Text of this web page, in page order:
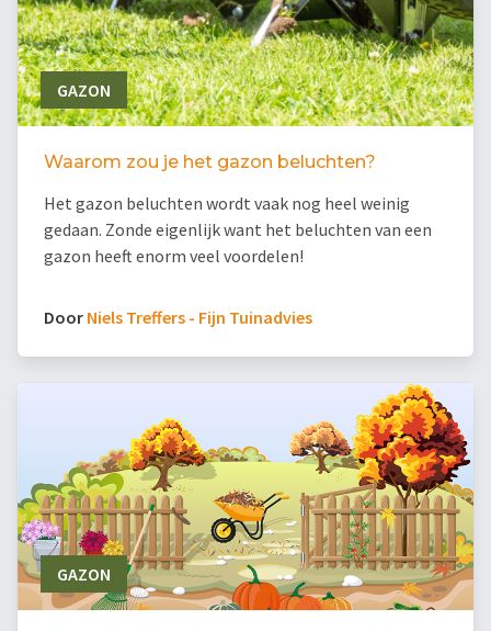
GAZON
Waarom zou je het gazon beluchten?
Het gazon beluchten wordt vaak nog heel weinig
gedaan. Zonde eigenlijk want het beluchten van een
gazon heeft enorm veel voordelen!
Door Niels Treffers - Fijn Tuinadvies
GAZON